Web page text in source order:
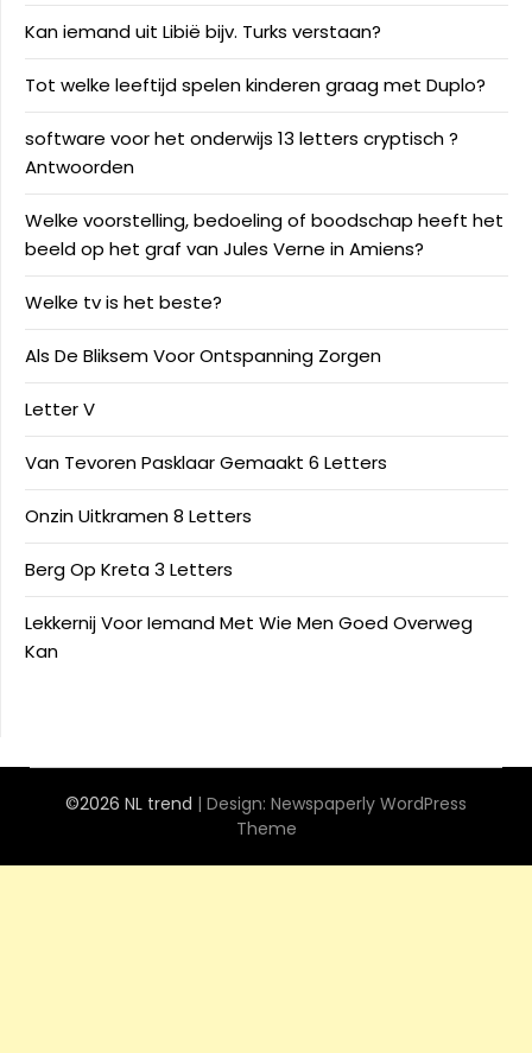
Kan iemand uit Libië bijv. Turks verstaan?
Tot welke leeftijd spelen kinderen graag met Duplo?
software voor het onderwijs 13 letters cryptisch ?
Antwoorden
Welke voorstelling, bedoeling of boodschap heeft het
beeld op het graf van Jules Verne in Amiens?
Welke tv is het beste?
Als De Bliksem Voor Ontspanning Zorgen
Letter V
Van Tevoren Pasklaar Gemaakt 6 Letters
Onzin Uitkramen 8 Letters
Berg Op Kreta 3 Letters
Lekkernij Voor Iemand Met Wie Men Goed Overweg
Kan
©2026 NL trend | Design: Newspaperly WordPress
Theme